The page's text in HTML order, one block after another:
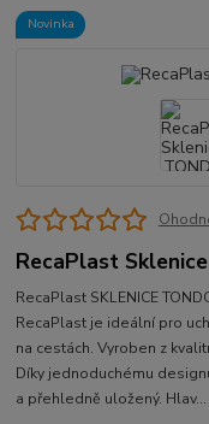
Novinka
RecaPlast
RecaPlast SKLENICE
RecaPlast je ideální pro
na cestách. Vyroben z
Díky jednoduchému
a přehledně uložený. Hlav...